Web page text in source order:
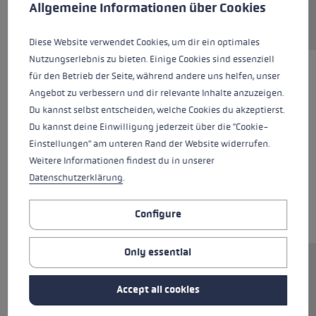
Ersatzsegment (Unterteil) für LEKI FX Stöcke.
Abmessungen: 14x330mm. Rohrmaterial:
Carbon. Inkl. vormontierter Flex Spitze.
This website uses cookies to give you the best possible experience.
Allgemeine Informationen über Cookies
Diese Website verwendet Cookies, um dir ein optimales
Nutzungserlebnis zu bieten. Einige Cookies sind essenziell
für den Betrieb der Seite, während andere uns helfen, unser
Angebot zu verbessern und dir relevante Inhalte anzuzeigen.
Du kannst selbst entscheiden, welche Cookies du akzeptierst.
Du kannst deine Einwilligung jederzeit über die "Cookie-
Einstellungen" am unteren Rand der Website widerrufen.
Weitere Informationen findest du in unserer
Datenschutzerklärung.
Configure
Only essential
Accept all cookies